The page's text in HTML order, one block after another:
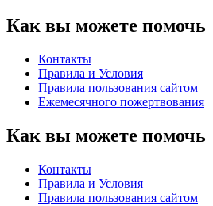
Как вы можете помочь
Контакты
Правила и Условия
Правила пользования сайтом
Eжемесячного пожертвования
Как вы можете помочь
Контакты
Правила и Условия
Правила пользования сайтом